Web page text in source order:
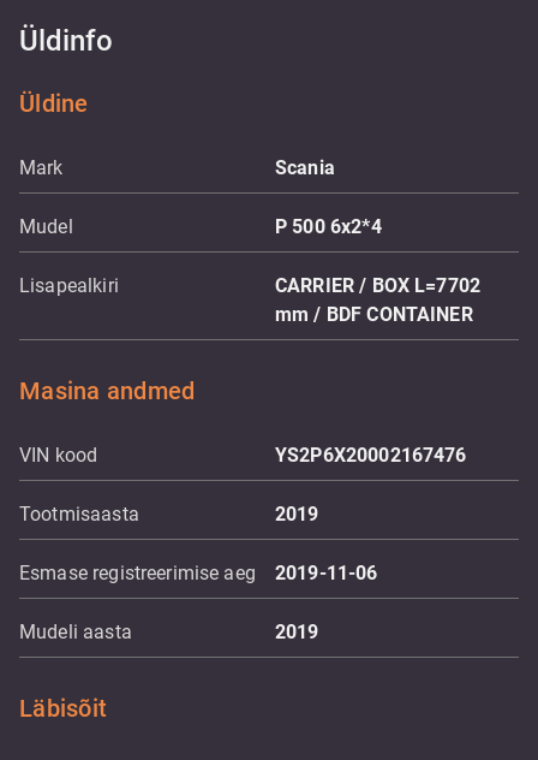
Üldinfo
Üldine
Mark Scania
Mudel P 500 6x2*4
Lisapealkiri
CARRIER / BOX L=7702
mm / BDF CONTAINER
Masina andmed
VIN kood YS2P6X20002167476
Tootmisaasta 2019
Esmase registreerimise aeg 2019-11-06
Mudeli aasta 2019
Läbisõit